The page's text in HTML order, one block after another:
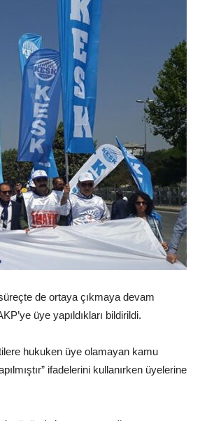
de ortaya çıkmaya devam
üye yapıldıkları bildirildi.
hukuken üye olamayan kamu
ifadelerini kullanırken üyelerine